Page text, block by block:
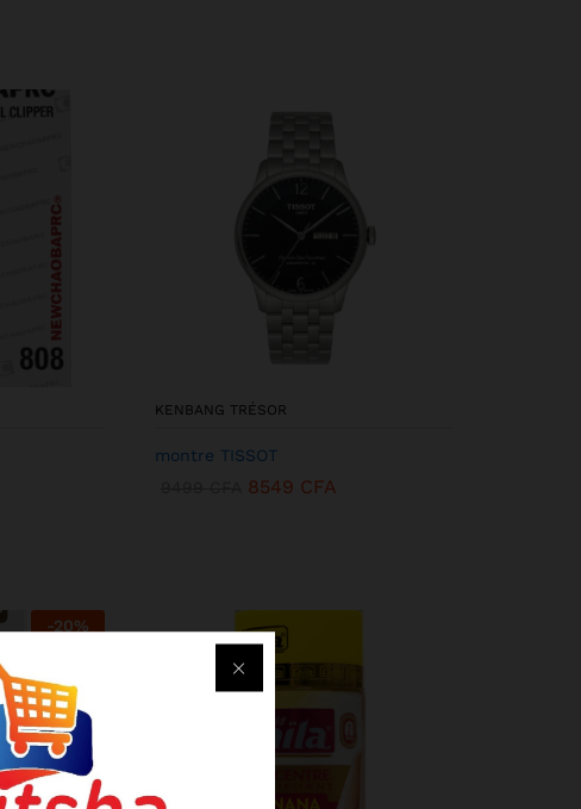
KENBANG TRÉSOR
montre TISSOT
8549 CFA
-20%